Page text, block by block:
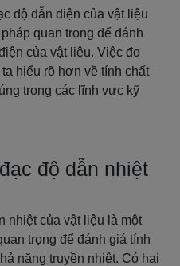
độ dẫn điện của vật liệu
quan trọng để đánh
của vật liệu. Việc đo
hiểu rõ hơn về tính chất
trong các lĩnh vực kỹ
độ dẫn nhiệt
nhiệt của vật liệu là một
trọng để đánh giá tính
năng truyền nhiệt. Có hai